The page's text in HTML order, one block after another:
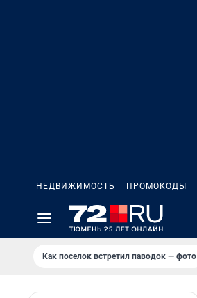
НЕДВИЖИМОСТЬ ПРОМОКОДЫ
Как поселок встретил паводок — фото